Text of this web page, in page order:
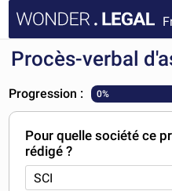
ACCUEIL
DOCUMENTS
FAQ
MON COMPTE
Procès-verbal
Progression : 0%
Pour quelle société ce
rédigé ?